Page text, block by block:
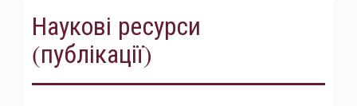
Наукові ресурси
(публікації)